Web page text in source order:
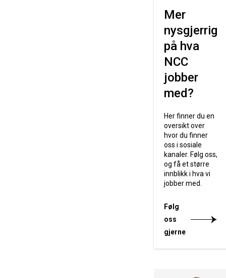
Mer
nysgjerrig
på hva
NCC
jobber
med?
Her finner du en
oversikt over
hvor du finner
oss i sosiale
kanaler. Følg oss,
og få et større
innblikk i hva vi
jobber med.
Følg
oss
gjerne